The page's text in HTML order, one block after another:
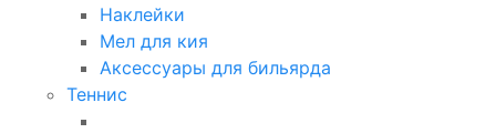
Наклейки
Мел для кия
Аксессуары для бильярда
Теннис